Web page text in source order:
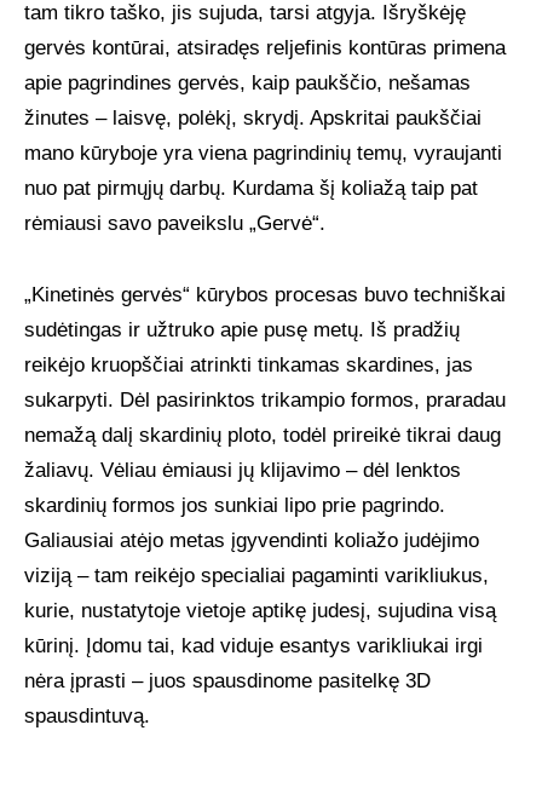
tam tikro taško, jis sujuda, tarsi atgyja. Išryškėję
gervės kontūrai, atsiradęs reljefinis kontūras primena
apie pagrindines gervės, kaip paukščio, nešamas
žinutes – laisvę, polėkį, skrydį. Apskritai paukščiai
mano kūryboje yra viena pagrindinių temų, vyraujanti
nuo pat pirmųjų darbų. Kurdama šį koliažą taip pat
rėmiausi savo paveikslu „Gervė“.
„Kinetinės gervės“ kūrybos procesas buvo techniškai
sudėtingas ir užtruko apie pusę metų. Iš pradžių
reikėjo kruopščiai atrinkti tinkamas skardines, jas
sukarpyti. Dėl pasirinktos trikampio formos, praradau
nemažą dalį skardinių ploto, todėl prireikė tikrai daug
žaliavų. Vėliau ėmiausi jų klijavimo – dėl lenktos
skardinių formos jos sunkiai lipo prie pagrindo.
Galiausiai atėjo metas įgyvendinti koliažo judėjimo
viziją – tam reikėjo specialiai pagaminti varikliukus,
kurie, nustatytoje vietoje aptikę judesį, sujudina visą
kūrinį. Įdomu tai, kad viduje esantys varikliukai irgi
nėra įprasti – juos spausdinome pasitelkę 3D
spausdintuvą.